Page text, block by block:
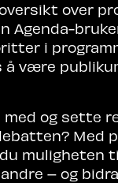
over
Agenda-
i
å være
og sette
Med
muligheten
– og